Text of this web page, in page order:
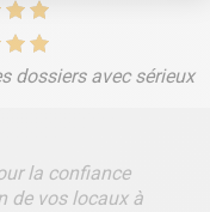
gérer vos paramètres
dossiers avec sérieux
la confiance
de vos locaux à